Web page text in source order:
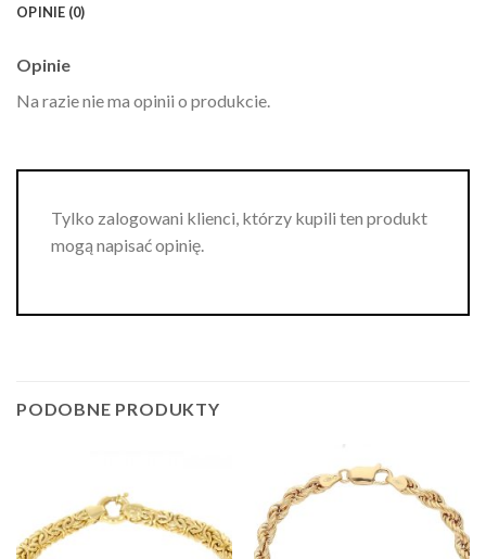
OPINIE (0)
Opinie
Na razie nie ma opinii o produkcie.
Tylko zalogowani klienci, którzy kupili ten produkt
mogą napisać opinię.
PODOBNE PRODUKTY